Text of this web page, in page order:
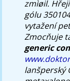
zmìøil.
gólu
vytažení
Zmocňuje
generic
lanšperský